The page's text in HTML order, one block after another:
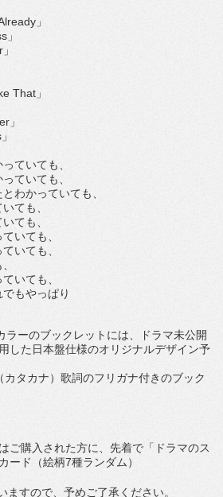
」
」
」
That 」
」
」
ていても、
ていても、
わかっていても、
ても、
ても、
いても、
いても、
いても、
もやっぱり
ーのブックレットには、
ドラマ未公開
した日本盤仕様のオリジナルデザイン予
タカナ） 歌詞のフリガナ付きのブック
ご購入された方に、先着で「 ドラマのス
ード（絵柄7種ランダム）
ますので、予めご了承ください。